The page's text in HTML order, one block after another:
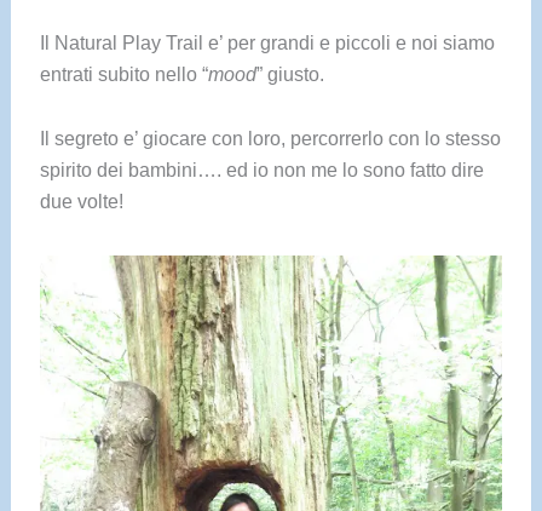
Il Natural Play Trail e’ per grandi e piccoli e noi siamo
entrati subito nello “mood” giusto.
Il segreto e’ giocare con loro, percorrerlo con lo stesso
spirito dei bambini…. ed io non me lo sono fatto dire
due volte!